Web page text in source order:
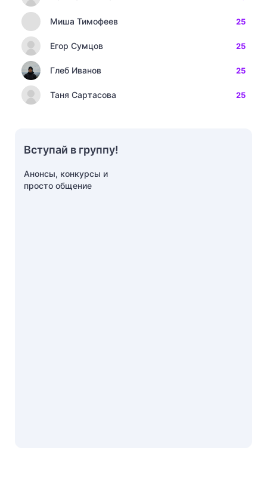
Миша Тимофеев 25
Егор Сумцов 25
Глеб Иванов 25
Таня Сартасова 25
Вступай в группу!
Анонсы, конкурсы и
просто общение